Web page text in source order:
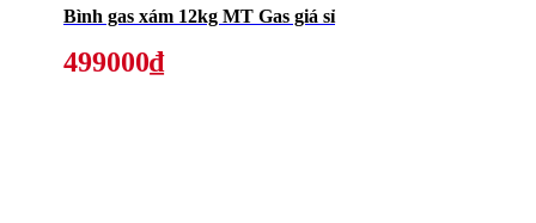
Bình gas xám 12kg MT Gas giá sỉ
499000₫